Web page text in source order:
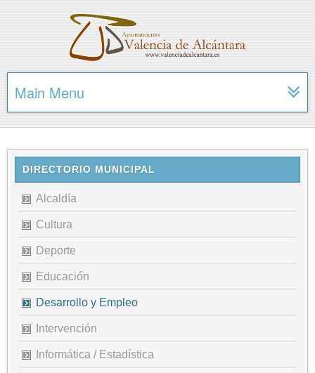
Main Menu
DIRECTORIO MUNICIPAL
Alcaldía
Cultura
Deporte
Educación
Desarrollo y Empleo
Intervención
Informática / Estadística